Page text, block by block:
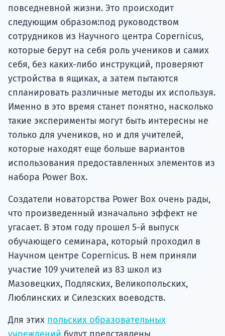
повседневной жизни. Это происходит
следующим образом:под руководством
сотрудников из Научного центра Copernicus,
которые берут на себя роль учеников и самих
себя, без каких-либо инструкций, проверяют
устройства в ящиках, а затем пытаются
спланировать различные методы их используя.
Именно в это время станет понятно, насколько
такие эксперименты могут быть интересны не
только для учеников, но и для учителей,
которые находят еще больше вариантов
использования предоставленных элементов из
набора Power Box.
Создатели новаторства Power Box очень рады,
что произведенный изначально эффект не
угасает. В этом году прошел 5-й выпуск
обучающего семинара, который проходил в
Научном центре Copernicus. В нем приняли
участие 109 учителей из 83 школ из
Мазовецких, Подляских, Великопольских,
Люблинских и Силезских воеводств.
Для этих польских образовательных